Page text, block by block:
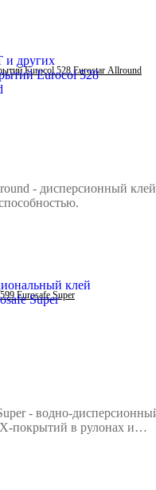
Eurocol 528 Eurostar Allround
- дисперсионный
Eurosafe Super
- водно-
покрытий в рулонах и